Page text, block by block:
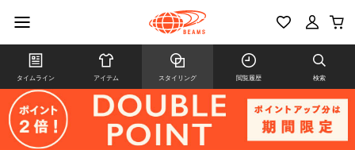
タイムライン アイテム スタイリング 閲覧履歴 検索